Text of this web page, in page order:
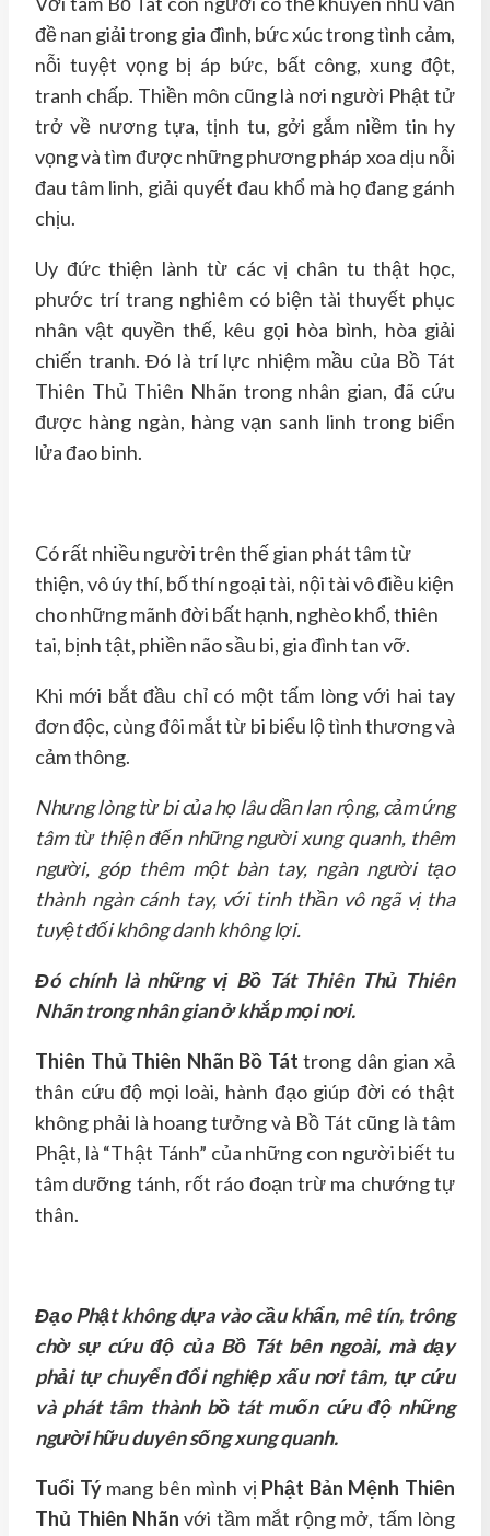
đề nan giải trong gia đình, bức xúc trong tình cảm,
nỗi tuyệt vọng bị áp bức, bất công, xung đột,
tranh chấp. Thiền môn cũng là nơi người Phật tử
trở về nương tựa, tịnh tu, gởi gắm niềm tin hy
vọng và tìm được những phương pháp xoa dịu nỗi
đau tâm linh, giải quyết đau khổ mà họ đang gánh
chịu.
Uy đức thiện lành từ các vị chân tu thật học,
phước trí trang nghiêm có biện tài thuyết phục
nhân vật quyền thế, kêu gọi hòa bình, hòa giải
chiến tranh. Đó là trí lực nhiệm mầu của Bồ Tát
Thiên Thủ Thiên Nhãn trong nhân gian, đã cứu
được hàng ngàn, hàng vạn sanh linh trong biển
lửa đao binh.
Có rất nhiều người trên thế gian phát tâm từ
thiện, vô úy thí, bố thí ngoại tài, nội tài vô điều kiện
cho những mãnh đời bất hạnh, nghèo khổ, thiên
tai, bịnh tật, phiền não sầu bi, gia đình tan vỡ.
Khi mới bắt đầu chỉ có một tấm lòng với hai tay
đơn độc, cùng đôi mắt từ bi biểu lộ tình thương và
cảm thông.
Nhưng lòng từ bi của họ lâu dần lan rộng, cảm ứng
tâm từ thiện đến những người xung quanh, thêm
người, góp thêm một bàn tay, ngàn người tạo
thành ngàn cánh tay, với tinh thần vô ngã vị tha
tuyệt đối không danh không lợi.
Đó chính là những vị Bồ Tát Thiên Thủ Thiên
Nhãn trong nhân gian ở khắp mọi nơi.
Thiên Thủ Thiên Nhãn Bồ Tát trong dân gian xả
thân cứu độ mọi loài, hành đạo giúp đời có thật
không phải là hoang tưởng và Bồ Tát cũng là tâm
Phật, là “Thật Tánh” của những con người biết tu
tâm dưỡng tánh, rốt ráo đoạn trừ ma chướng tự
thân.
Đạo Phật không dựa vào cầu khẩn, mê tín, trông
chờ sự cứu độ của Bồ Tát bên ngoài, mà dạy
phải tự chuyển đổi nghiệp xấu nơi tâm, tự cứu
và phát tâm thành bồ tát muốn cứu độ những
người hữu duyên sống xung quanh.
Tuổi Týmang bên mình vị Phật Bản Mệnh Thiên
Thủ Thiên Nhãn với tầm mắt rộng mở, tấm lòng